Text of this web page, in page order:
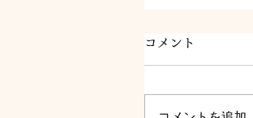
コメント